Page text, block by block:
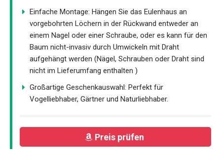
Einfache Montage: Hängen Sie das Eulenhaus an
vorgebohrten Löchern in der Rückwand entweder an
einem Nagel oder einer Schraube, oder es kann für den
Baum nicht-invasiv durch Umwickeln mit Draht
aufgehängt werden (Nägel, Schrauben oder Draht sind
nicht im Lieferumfang enthalten )
Großartige Geschenkauswahl: Perfekt für
Vogelliebhaber, Gärtner und Naturliebhaber.
Preis prüfen